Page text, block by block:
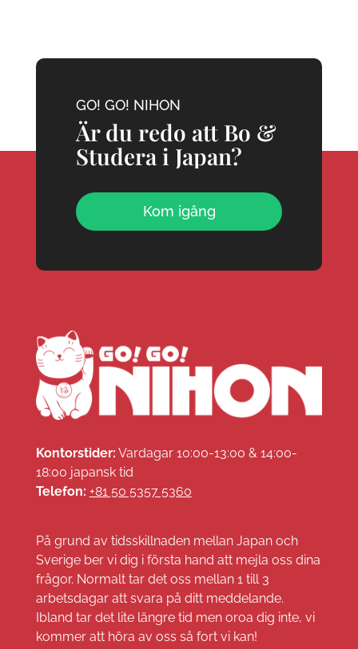
GO! GO! NIHON
Är du redo att Bo &
Studera i Japan?
Kom igång
Kontorstider: Vardagar 10:00-13:00 & 14:00-
18:00 japansk tid
Telefon: +81 50 5357 5360
På grund av tidsskillnaden mellan Japan och
Sverige ber vi dig i första hand att mejla oss dina
frågor. Normalt tar det oss mellan 1 till 3
arbetsdagar att svara på ditt meddelande.
Ibland tar det lite längre tid men oroa dig inte, vi
kommer att höra av oss så fort vi kan!